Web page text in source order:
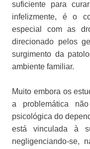
suficiente para
infelizmente, é o
especial com as
direcionado pelos
surgimento da
ambiente familiar.
Muito embora os
a problemática
psicológica do
está vinculada à
negligenciando-se,